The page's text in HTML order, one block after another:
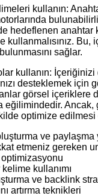
kullanın:
hedeflenen anahtar
kullanmalısınız. Bu,
sağlar.
kullanın:
desteklemek için
görsel içeriklere
eğilimindedir. Ancak,
optimize edilmesi
ve paylaşma
etmeniz gereken
kullanımı
ve backlink
artırma teknikleri